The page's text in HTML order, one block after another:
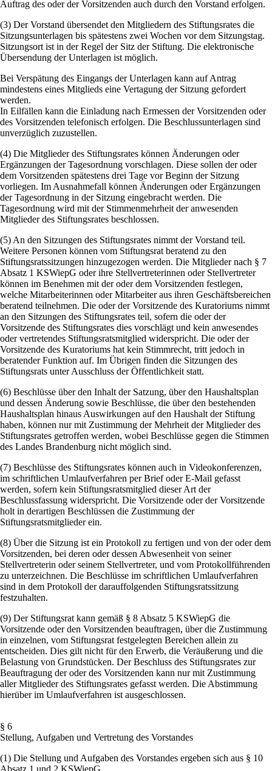
Auftrag des oder der Vorsitzenden auch durch den Vorstand erfolgen.
(3) Der Vorstand übersendet den Mitgliedern des Stiftungsrates die
Sitzungsunterlagen bis spätestens zwei Wochen vor dem Sitzungstag.
Sitzungsort ist in der Regel der Sitz der Stiftung. Die elektronische
Übersendung der Unterlagen ist möglich.
Bei Verspätung des Eingangs der Unterlagen kann auf Antrag
mindestens eines Mitglieds eine Vertagung der Sitzung gefordert
werden.
In Eilfällen kann die Einladung nach Ermessen der Vorsitzenden oder
des Vorsitzenden telefonisch erfolgen. Die Beschlussunterlagen sind
unverzüglich zuzustellen.
(4) Die Mitglieder des Stiftungsrates können Änderungen oder
Ergänzungen der Tagesordnung vorschlagen. Diese sollen der oder
dem Vorsitzenden spätestens drei Tage vor Beginn der Sitzung
vorliegen. Im Ausnahmefall können Änderungen oder Ergänzungen
der Tagesordnung in der Sitzung eingebracht werden. Die
Tagesordnung wird mit der Stimmenmehrheit der anwesenden
Mitglieder des Stiftungsrates beschlossen.
(5) An den Sitzungen des Stiftungsrates nimmt der Vorstand teil.
Weitere Personen können vom Stiftungsrat beratend zu den
Stiftungsratssitzungen hinzugezogen werden. Die Mitglieder nach § 7
Absatz 1 KSWiepG oder ihre Stellvertreterinnen oder Stellvertreter
können im Benehmen mit der oder dem Vorsitzenden festlegen,
welche Mitarbeiterinnen oder Mitarbeiter aus ihren Geschäftsbereichen
beratend teilnehmen. Die oder der Vorsitzende des Kuratoriums nimmt
an den Sitzungen des Stiftungsrates teil, sofern die oder der
Vorsitzende des Stiftungsrates dies vorschlägt und kein anwesendes
oder vertretendes Stiftungsratsmitglied widerspricht. Die oder der
Vorsitzende des Kuratoriums hat kein Stimmrecht, tritt jedoch in
beratender Funktion auf. Im Übrigen finden die Sitzungen des
Stiftungsrats unter Ausschluss der Öffentlichkeit statt.
(6) Beschlüsse über den Inhalt der Satzung, über den Haushaltsplan
und dessen Änderung sowie Beschlüsse, die über den bestehenden
Haushaltsplan hinaus Auswirkungen auf den Haushalt der Stiftung
haben, können nur mit Zustimmung der Mehrheit der Mitglieder des
Stiftungsrates getroffen werden, wobei Beschlüsse gegen die Stimmen
des Landes Brandenburg nicht möglich sind.
(7) Beschlüsse des Stiftungsrates können auch in Videokonferenzen,
im schriftlichen Umlaufverfahren per Brief oder E-Mail gefasst
werden, sofern kein Stiftungsratsmitglied dieser Art der
Beschlussfassung widerspricht. Die Vorsitzende oder der Vorsitzende
holt in derartigen Beschlüssen die Zustimmung der
Stiftungsratsmitglieder ein.
(8) Über die Sitzung ist ein Protokoll zu fertigen und von der oder dem
Vorsitzenden, bei deren oder dessen Abwesenheit von seiner
Stellvertreterin oder seinem Stellvertreter, und vom Protokollführenden
zu unterzeichnen. Die Beschlüsse im schriftlichen Umlaufverfahren
sind in dem Protokoll der darauffolgenden Stiftungsratssitzung
festzuhalten.
(9) Der Stiftungsrat kann gemäß § 8 Absatz 5 KSWiepG die
Vorsitzende oder den Vorsitzenden beauftragen, über die Zustimmung
in einzelnen, vom Stiftungsrat festgelegten Bereichen allein zu
entscheiden. Dies gilt nicht für den Erwerb, die Veräußerung und die
Belastung von Grundstücken. Der Beschluss des Stiftungsrates zur
Beauftragung der oder des Vorsitzenden kann nur mit Zustimmung
aller Mitglieder des Stiftungsrates gefasst werden. Die Abstimmung
hierüber im Umlaufverfahren ist ausgeschlossen.
§ 6
Stellung, Aufgaben und Vertretung des Vorstandes
(1) Die Stellung und Aufgaben des Vorstandes ergeben sich aus § 10
Absatz 1 und 2 KSWiepG.